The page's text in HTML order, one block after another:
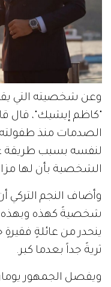
وعن شخصيته التي
"كاظم إيشيك"، قال
الصدمات منذ
لنفسه بسبب طريقة
الشخصية بأن لها
وأضاف النجم التركي
شخصيةً كهذه وبهذه
ينحدر من عائلةٍ فقيرةٍ
ثريةً جداً بعدما كبر.
ويفصل الجمهور